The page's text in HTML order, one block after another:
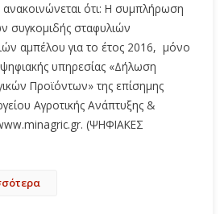
ότι: Η συμπλήρωση
συγκομιδής σταφυλιών
αμπέλου για το έτος 2016, μόνο
υπηρεσίας «Δήλωση
Προϊόντων» της επίσημης
Αγροτικής Ανάπτυξης &
(ΨΗΦΙΑΚΕΣ